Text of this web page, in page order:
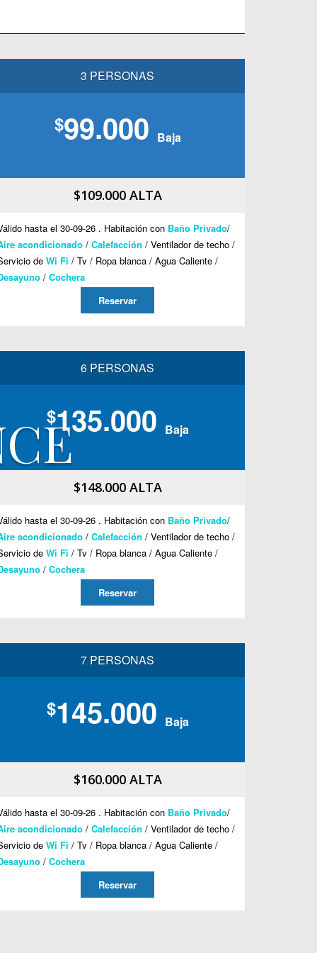
3 PERSONAS
$99.000 Baja
$109.000 ALTA
hasta el 30-09-26 . Habitación con Baño Privado/
acondicionado / Calefacción / Ventilador de techo /
de Wi Fi / Tv / Ropa blanca / Agua Caliente /
/ Cochera
Reservar
6 PERSONAS
$135.000 Baja
$148.000 ALTA
hasta el 30-09-26 . Habitación con Baño Privado/
acondicionado / Calefacción / Ventilador de techo /
de Wi Fi / Tv / Ropa blanca / Agua Caliente /
/ Cochera
Reservar
7 PERSONAS
$145.000 Baja
$160.000 ALTA
hasta el 30-09-26 . Habitación con Baño Privado/
acondicionado / Calefacción / Ventilador de techo /
de Wi Fi / Tv / Ropa blanca / Agua Caliente /
/ Cochera
Reservar